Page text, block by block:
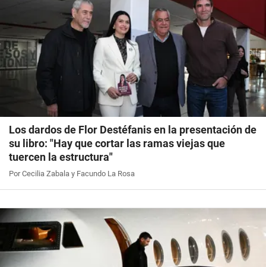
Los dardos de Flor Destéfanis en la presentación de
su libro: "Hay que cortar las ramas viejas que
tuercen la estructura"
Por Cecilia Zabala y Facundo La Rosa